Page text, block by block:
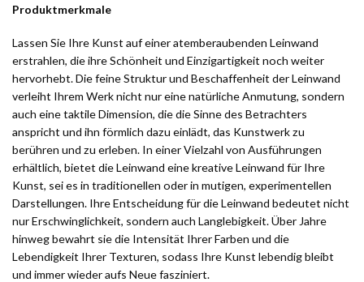
Produktmerkmale
Lassen Sie Ihre Kunst auf einer atemberaubenden Leinwand
erstrahlen, die ihre Schönheit und Einzigartigkeit noch weiter
hervorhebt. Die feine Struktur und Beschaffenheit der Leinwand
verleiht Ihrem Werk nicht nur eine natürliche Anmutung, sondern
auch eine taktile Dimension, die die Sinne des Betrachters
anspricht und ihn förmlich dazu einlädt, das Kunstwerk zu
berühren und zu erleben. In einer Vielzahl von Ausführungen
erhältlich, bietet die Leinwand eine kreative Leinwand für Ihre
Kunst, sei es in traditionellen oder in mutigen, experimentellen
Darstellungen. Ihre Entscheidung für die Leinwand bedeutet nicht
nur Erschwinglichkeit, sondern auch Langlebigkeit. Über Jahre
hinweg bewahrt sie die Intensität Ihrer Farben und die
Lebendigkeit Ihrer Texturen, sodass Ihre Kunst lebendig bleibt
und immer wieder aufs Neue fasziniert.